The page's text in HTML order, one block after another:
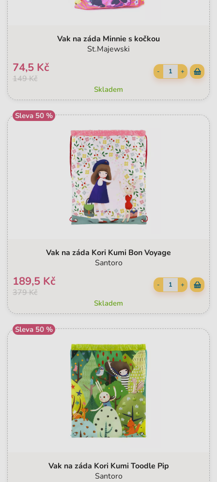
Vak na záda Minnie s kočkou
St.Majewski
149 Kč
74,5 Kč - +
Skladem
Sleva 50 %
Vak na záda Kori Kumi Bon Voyage
Santoro
379 Kč
189,5 Kč - +
Skladem
Sleva 50 %
Vak na záda Kori Kumi Toodle Pip
Santoro